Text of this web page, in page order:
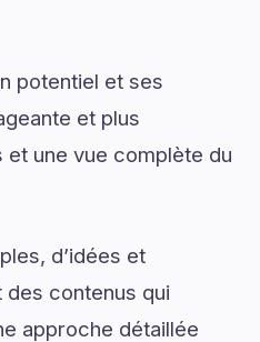
potentiel et ses
et plus
une vue complète du
d’idées et
contenus qui
approche détaillée